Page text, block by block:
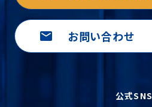
mail お問い合わせ
公式SNS